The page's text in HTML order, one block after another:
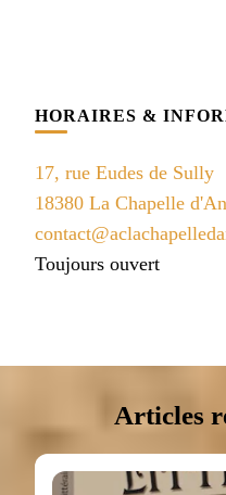
HORAIRES &
17, rue Eudes de Sully
18380 La Chapelle
Toujours ouvert
Articles